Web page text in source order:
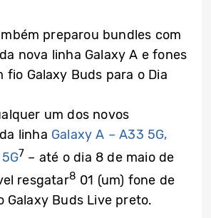
preparou bundles com
nova linha Galaxy A e fones
fio Galaxy Buds para o Dia
um dos novos
linha Galaxy A – A33 5G,
7 – até o dia 8 de maio de
resgatar8 01 (um) fone de
Galaxy Buds Live preto.